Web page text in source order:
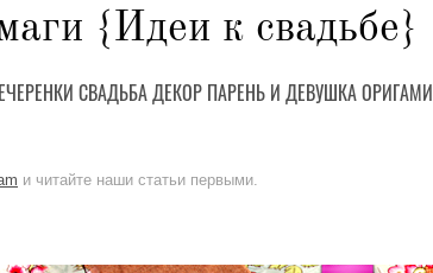
{Идеи к свадьбе}
СВАДЬБАДЕКОР ПАРЕНЬ И ДЕВУШКАОРИГАМИ
и читайте наши статьи первыми.